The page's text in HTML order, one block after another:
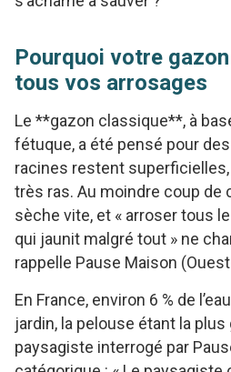
Pourquoi votre
tous vos arrosages
Le **gazon classique**, à
fétuque, a été pensé pour
racines restent
très ras. Au moindre coup de
sèche vite, et « arroser tous
qui jaunit malgré tout » ne
rappelle Pause Maison
En France, environ 6 % de
jardin, la pelouse étant la plus
paysagiste interrogé par